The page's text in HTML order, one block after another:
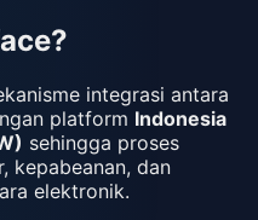
integrasi antara
platform Indonesia
sehingga proses
kepabeanan, dan
elektronik.